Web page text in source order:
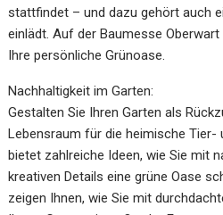
stattfindet – und dazu gehört auch
einlädt. Auf der Baumesse
Ihre persönliche Grünoase.
Nachhaltigkeit im Garten:
Gestalten Sie Ihren Garten als
Lebensraum für die heimische Tier-
bietet zahlreiche Ideen, wie Sie mit
kreativen Details eine grüne Oase
zeigen Ihnen, wie Sie mit